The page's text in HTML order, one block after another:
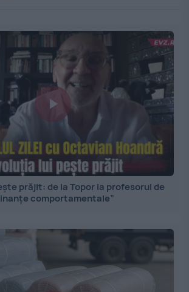
prăjit: de la Topor la profesorul de
comportamentale”